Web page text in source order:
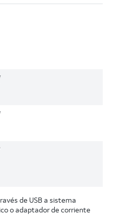
de USB a sistema
o adaptador de corriente